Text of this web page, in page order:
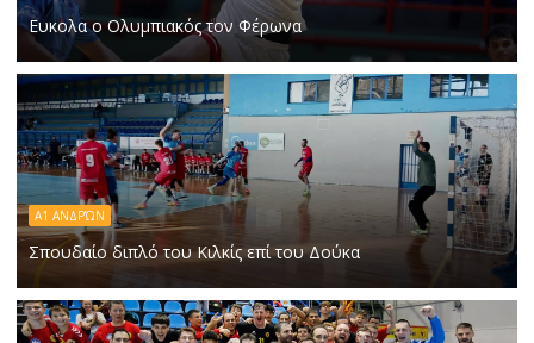
Ευκολα ο Ολυμπιακός τον Φέρωνα
Α1 ΑΝΔΡΏΝ
Σπουδαίο διπλό του Κιλκίς επί του Δούκα